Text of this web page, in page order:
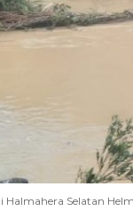
Halmahera Selatan